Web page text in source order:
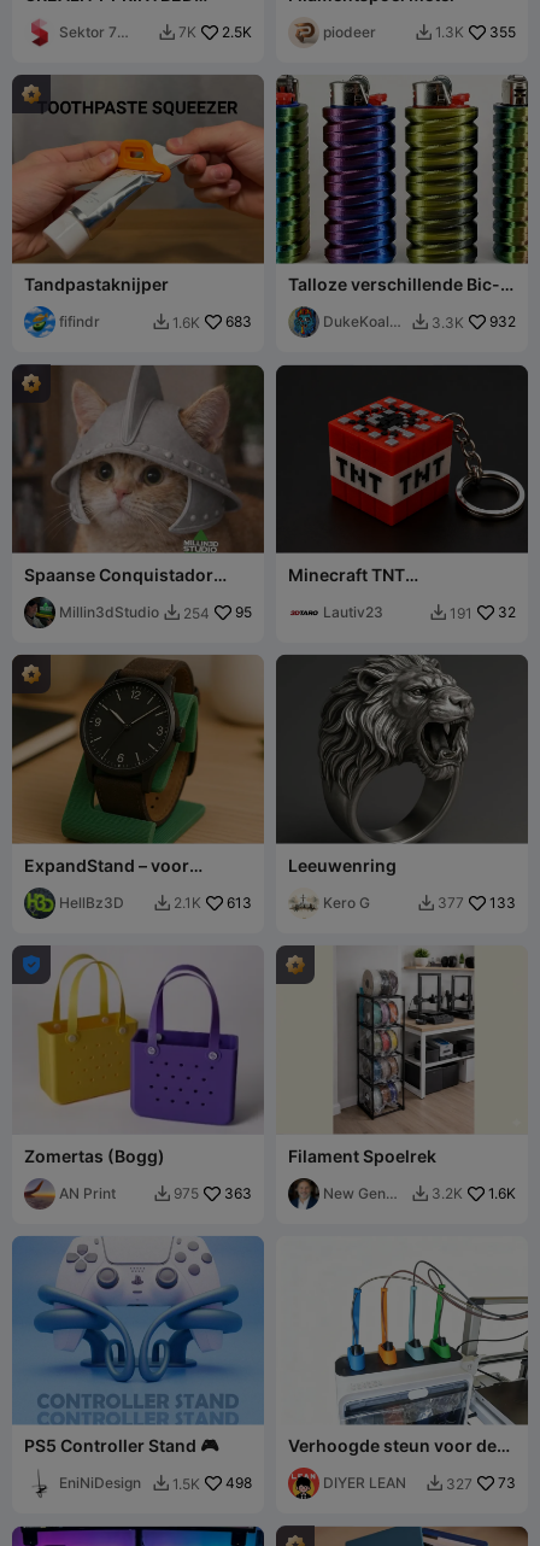
MAX + K2 / ERGONOMISCH
Sektor 7
 7K 2.5K piodeer  1.3K 355
Tandpastaknijper
fifindr  1.6K 683
Talloze verschillende Bic-
hoesjes
DukeKoala
 3.3K 932
Spaanse Conquistador
Kattenhelm
Millin3dStudio  254 95
Minecraft TNT
Meerkleurig Prin
Lautiv23  191 32
ExpandStand – voor
Horloges, Telefoons & Meer
[FastPrint/21gramm]
HellBz3D  2.1K 613
Leeuwenring
Kero G  377 133

Zomertas (Bogg)
AN Print  975 363
Filament Spoelrek
New Gen
 3.2K 1.6K
PS5 Controller Stand 🎮
EniNiDesign  1.5K 498
Verhoogde steun voor de
SPARKX i7 CFS toevoerbuis
DIYER LEAN  327 73